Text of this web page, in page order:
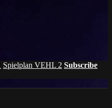
Spielplan VEHL 2 Subscribe